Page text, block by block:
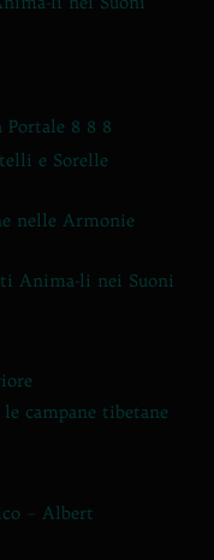
Portale 8 8 8
e Sorelle
nelle Armonie
Anima-li nei Suoni
campane tibetane
– Albert